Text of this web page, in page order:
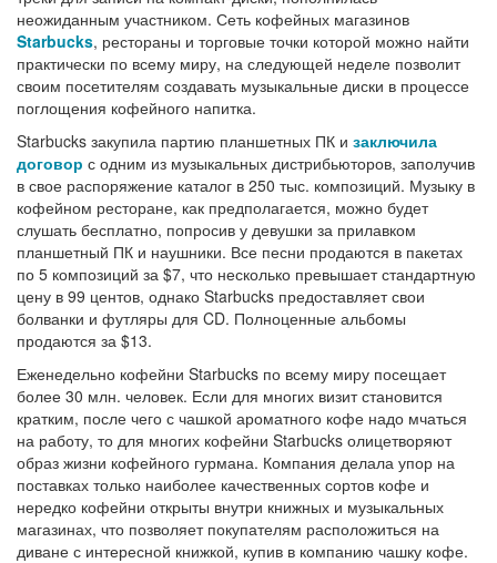
неожиданным участником. Сеть кофейных магазинов
Starbucks, рестораны и торговые точки которой можно найти
практически по всему миру, на следующей неделе позволит
своим посетителям создавать музыкальные диски в процессе
поглощения кофейного напитка.
Starbucks закупила партию планшетных ПК и заключила
договор с одним из музыкальных дистрибьюторов, заполучив
в свое распоряжение каталог в 250 тыс. композиций. Музыку в
кофейном ресторане, как предполагается, можно будет
слушать бесплатно, попросив у девушки за прилавком
планшетный ПК и наушники. Все песни продаются в пакетах
по 5 композиций за $7, что несколько превышает стандартную
цену в 99 центов, однако Starbucks предоставляет свои
болванки и футляры для CD. Полноценные альбомы
продаются за $13.
Еженедельно кофейни Starbucks по всему миру посещает
более 30 млн. человек. Если для многих визит становится
кратким, после чего с чашкой ароматного кофе надо мчаться
на работу, то для многих кофейни Starbucks олицетворяют
образ жизни кофейного гурмана. Компания делала упор на
поставках только наиболее качественных сортов кофе и
нередко кофейни открыты внутри книжных и музыкальных
магазинах, что позволяет покупателям расположиться на
диване с интересной книжкой, купив в компанию чашку кофе.